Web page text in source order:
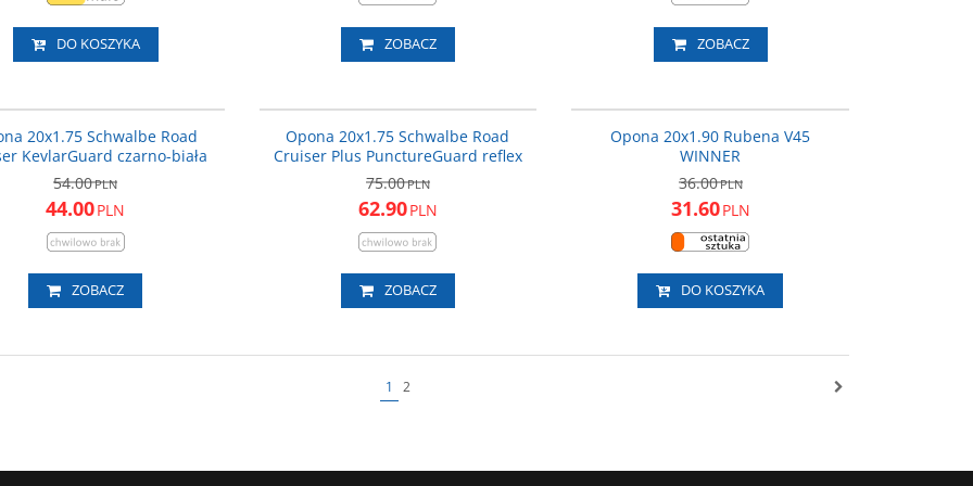
DO KOSZYKA ZOBACZ ZOBACZ
20x1.75 Schwalbe Road
KevlarGuard czarno-biała
54.00PLN
44.00PLN
ZOBACZ
Opona 20x1.75 Schwalbe Road
Cruiser Plus PunctureGuard reflex
75.00PLN
62.90PLN
ZOBACZ
Opona 20x1.90 Rubena V45
WINNER
36.00PLN
31.60PLN
DO KOSZYKA
1 2